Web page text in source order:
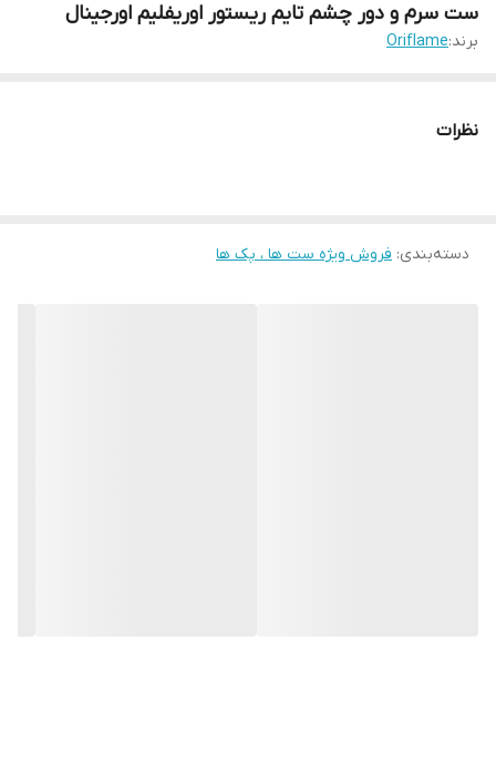
ست سرم و دور چشم تایم ریستور اوریفلیم اورجینال
برند:Oriflame
نظرات
دسته‌بندی: فروش ویژه ست ها ، پک ها